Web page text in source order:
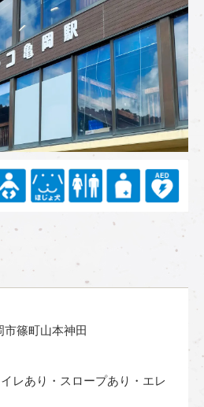
約はこちら
市篠町山本神田
レあり・スロープあり・エレ